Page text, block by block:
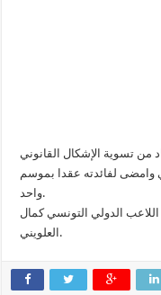
من تسوية الإشكال القانوني
وامضى لفائدته عقدا بموسم
واحد.
الدولي التونسي كمال
العلويني.